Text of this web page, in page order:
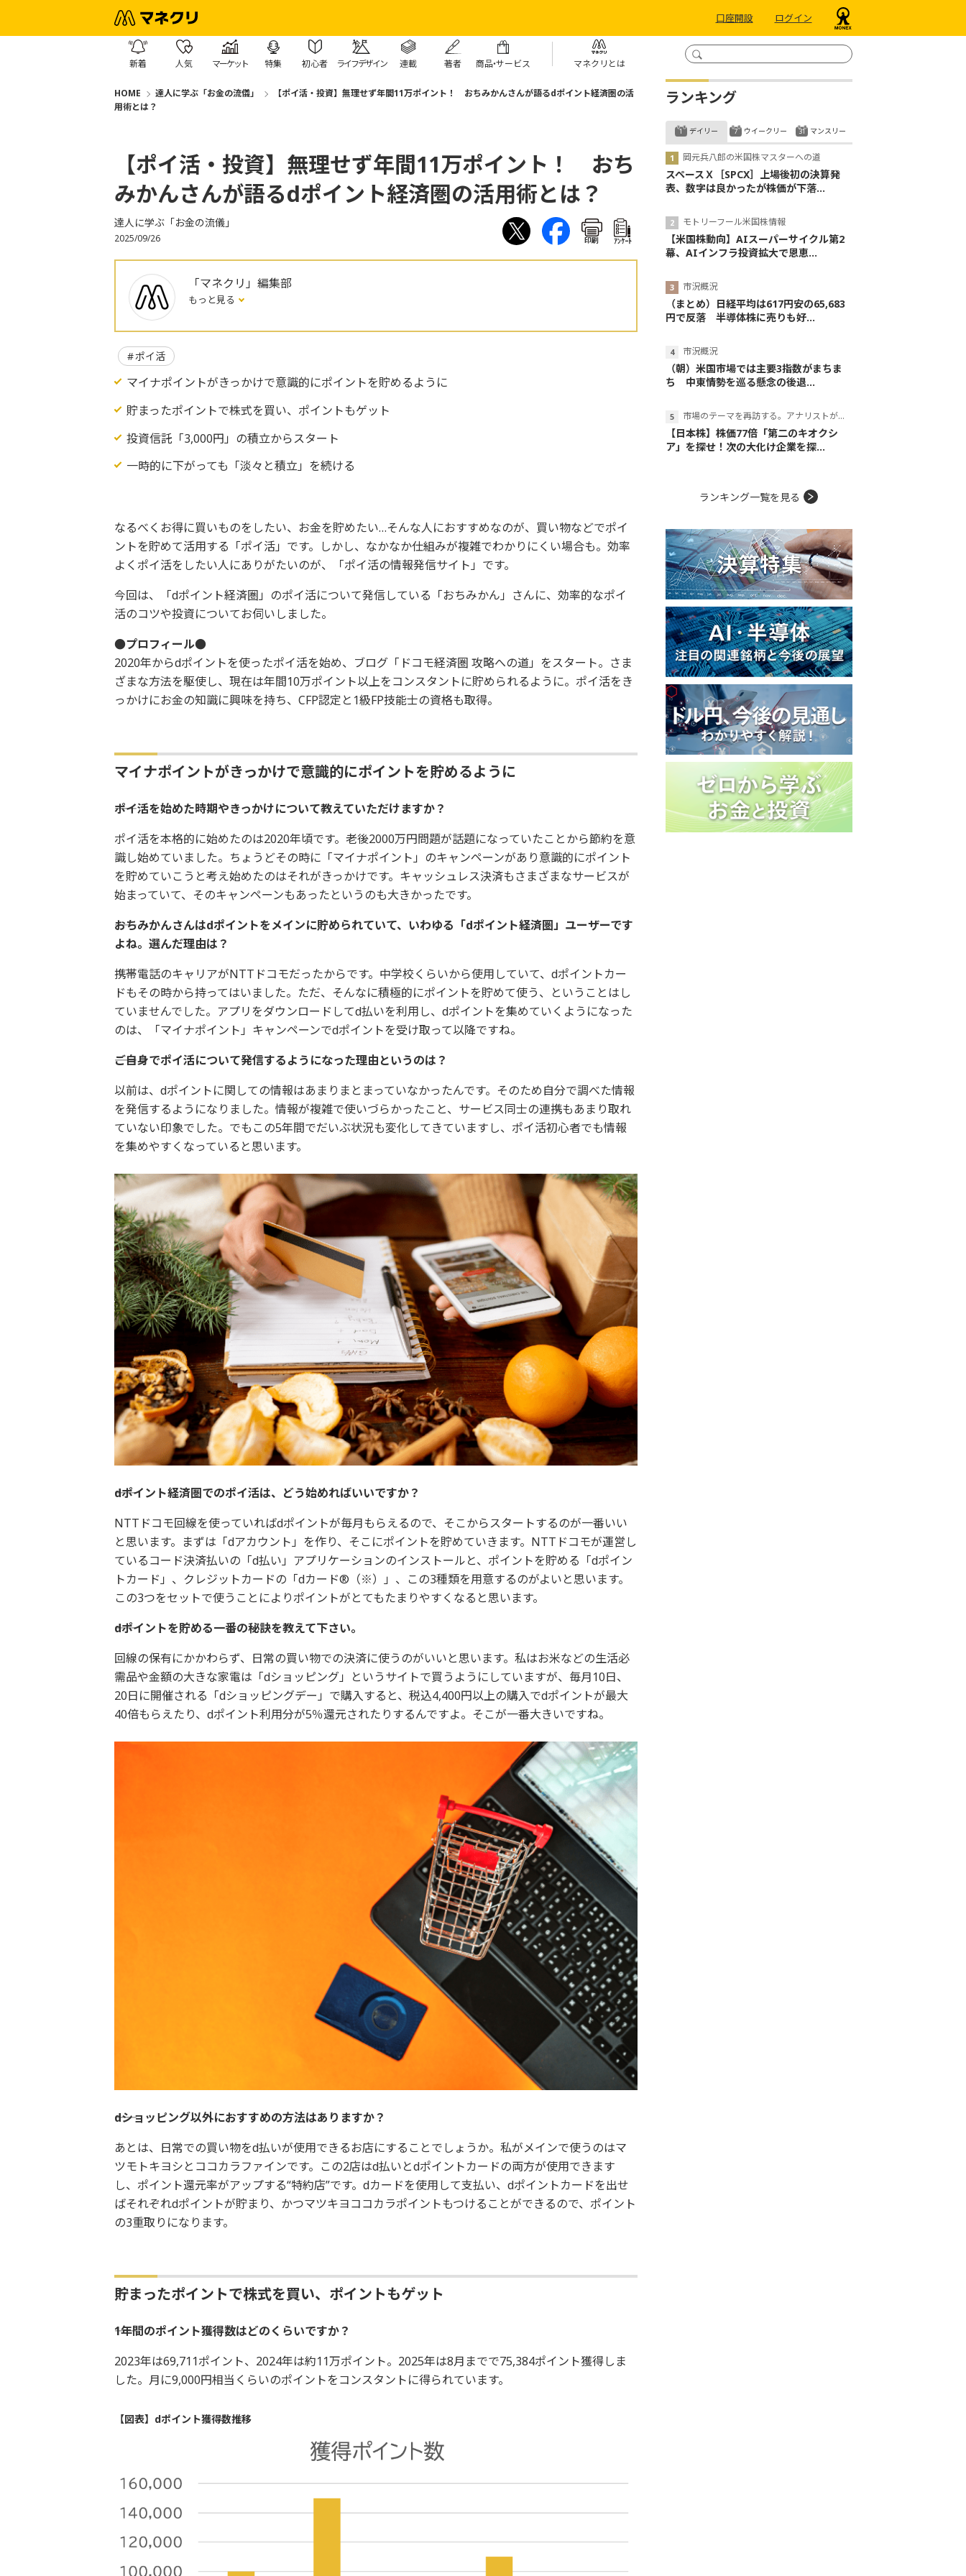
口座開設 ログイン
新着 人気 マーケット 特集 初心者 ライフデザイン 連載 著者 商品・サービス マネクリとは
HOME 達人に学ぶ「お金の流儀」
【ポイ活・投資】無理せず年間11万ポイント！ おちみかんさんが語るdポイント経済圏の活
用術とは？
【ポイ活・投資】無理せず年間11万ポイント！ おち
みかんさんが語るdポイント経済圏の活用術とは？
達人に学ぶ「お金の流儀」
2025/09/26 印刷 ｱﾝｹｰﾄ
「マネクリ」編集部
もっと見る
ポイ活
マイナポイントがきっかけで意識的にポイントを貯めるように
貯まったポイントで株式を買い、ポイントもゲット
投資信託「3,000円」の積立からスタート
一時的に下がっても「淡々と積立」を続ける
なるべくお得に買いものをしたい、お金を貯めたい…そんな人におすすめなのが、買い物などでポイ
ントを貯めて活用する「ポイ活」です。しかし、なかなか仕組みが複雑でわかりにくい場合も。効率
よくポイ活をしたい人にありがたいのが、「ポイ活の情報発信サイト」です。
今回は、「dポイント経済圏」のポイ活について発信している「おちみかん」さんに、効率的なポイ
活のコツや投資についてお伺いしました。
●プロフィール●
2020年からdポイントを使ったポイ活を始め、ブログ「ドコモ経済圏 攻略への道」をスタート。さま
ざまな方法を駆使し、現在は年間10万ポイント以上をコンスタントに貯められるように。ポイ活をき
っかけにお金の知識に興味を持ち、CFP認定と1級FP技能士の資格も取得。
マイナポイントがきっかけで意識的にポイントを貯めるように
――ポイ活を始めた時期やきっかけについて教えていただけますか？ ‎
ポイ活を本格的に始めたのは2020年頃です。老後2000万円問題が話題になっていたことから節約を意
識し始めていました。ちょうどその時に「マイナポイント」のキャンペーンがあり意識的にポイント
を貯めていこうと考え始めたのはそれがきっかけです。キャッシュレス決済もさまざまなサービスが
始まっていて、そのキャンペーンもあったというのも大きかったです。
――おちみかんさんはdポイントをメインに貯められていて、いわゆる「dポイント経済圏」ユーザーです
よね。選んだ理由は？ ‎
携帯電話のキャリアがNTTドコモだったからです。中学校くらいから使用していて、dポイントカー
ドもその時から持ってはいました。ただ、そんなに積極的にポイントを貯めて使う、ということはし
ていませんでした。アプリをダウンロードしてd払いを利用し、dポイントを集めていくようになった
のは、「マイナポイント」キャンペーンでdポイントを受け取って以降ですね。
――ご自身でポイ活について発信するようになった理由というのは？
以前は、dポイントに関しての情報はあまりまとまっていなかったんです。そのため自分で調べた情報
を発信するようになりました。情報が複雑で使いづらかったこと、サービス同士の連携もあまり取れ
ていない印象でした。でもこの5年間でだいぶ状況も変化してきていますし、ポイ活初心者でも情報
を集めやすくなっていると思います。 ‎
――dポイント経済圏でのポイ活は、どう始めればいいですか？‎
NTTドコモ回線を使っていればdポイントが毎月もらえるので、そこからスタートするのが一番いい
と思います。まずは「dアカウント」を作り、そこにポイントを貯めていきます。NTTドコモが運営し
ているコード決済払いの「d払い」アプリケーションのインストールと、ポイントを貯める「dポイン
トカード」、クレジットカードの「dカード®（※）」、この3種類を用意するのがよいと思います。
この3つをセットで使うことによりポイントがとてもたまりやすくなると思います。
――dポイントを貯める一番の秘訣を教えて下さい。
回線の保有にかかわらず、日常の買い物での決済に使うのがいいと思います。私はお米などの生活必
需品や金額の大きな家電は「dショッピング」というサイトで買うようにしていますが、毎月10日、
20日に開催される「dショッピングデー」で購入すると、税込4,400円以上の購入でdポイントが最大
40倍もらえたり、dポイント利用分が5％還元されたりするんですよ。そこが一番大きいですね。
――dショッピング以外におすすめの方法はありますか？ ‎
あとは、日常での買い物をd払いが使用できるお店にすることでしょうか。‎私がメインで使うのはマ
ツモトキヨシとココカラファインです。この2店はd払いとdポイントカードの両方が使用できます
し、ポイント還元率がアップする“特約店”です。dカードを使用して支払い、dポイントカードを出せ
ばそれぞれdポイントが貯まり、かつマツキヨココカラポイントもつけることができるので、ポイント
の3重取りになります。
貯まったポイントで株式を買い、ポイントもゲット
――1年間のポイント獲得数はどのくらいですか？ ‎
2023年は69,711ポイント、2024年は約11万ポイント。2025年は8月までで75,384ポイント獲得しま
した。月に9,000円相当くらいのポイントをコンスタントに得られています。
【図表】dポイント獲得数推移
ランキング
デイリー
岡元兵八郎の米国株マスターへの道
スペースＸ［SPCX］上場後初の決算発
表、数字は良かったが株価が下落...
モトリーフール米国株情報
【米国株動向】AIスーパーサイクル第2
幕、AIインフラ投資拡大で恩恵...
市況概況
（まとめ）日経平均は617円安の65,683
円で反落 半導体株に売りも好...
市況概況
（朝）米国市場では主要3指数がまちま
ち 中東情勢を巡る懸念の後退...
市場のテーマを再訪する。アナリストが読み解くテーマの本質
【日本株】株価77倍「第二のキオクシ
ア」を探せ！次の大化け企業を探...
ウイークリー マンスリー
ランキング一覧を見る